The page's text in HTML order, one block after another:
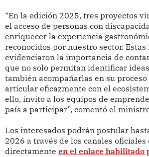
“En la edición 2025, tres proyectos
el acceso de personas con
enriquecer la experiencia
reconocidos por nuestro sector.
evidenciaron la importancia de
que no solo permitan identificar
también acompañarlas en su
articular eficazmente con el
ello, invito a los equipos de
país a participar”, comentó el
Los interesados podrán postular
2026 a través de los canales
directamente en el enlace habilitado